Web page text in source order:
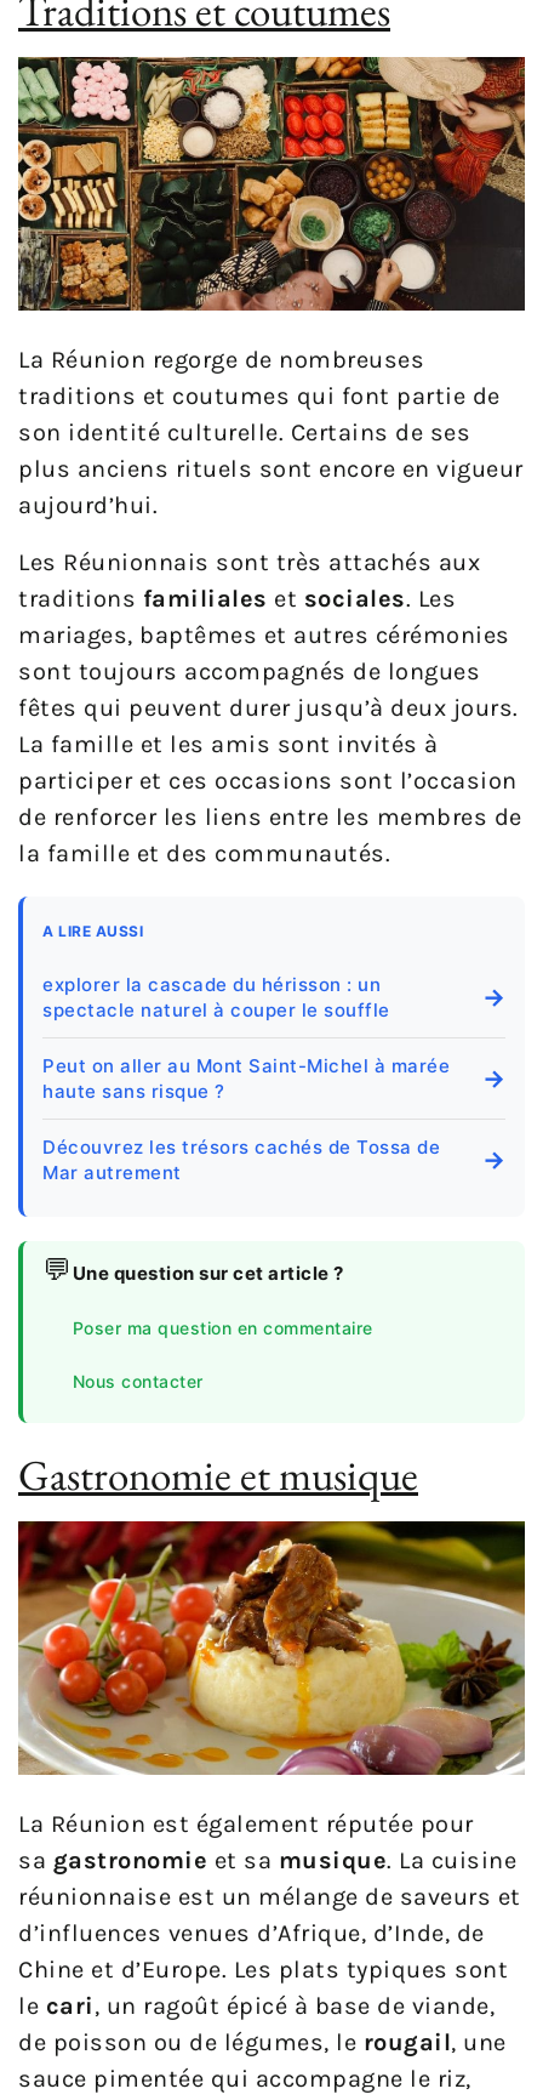
La Réunion regorge de nombreuses
traditions et coutumes qui font partie de
son identité culturelle. Certains de ses
plus anciens rituels sont encore en vigueur
aujourd’hui.
Les Réunionnais sont très attachés aux
traditions familiales et sociales. Les
mariages, baptêmes et autres cérémonies
sont toujours accompagnés de longues
fêtes qui peuvent durer jusqu’à deux jours.
La famille et les amis sont invités à
participer et ces occasions sont l’occasion
de renforcer les liens entre les membres de
la famille et des communautés.
A LIRE AUSSI
explorer la cascade du hérisson : un
spectacle naturel à couper le souffle
→
Peut on aller au Mont Saint-Michel à marée
haute sans risque ?
→
Découvrez les trésors cachés de Tossa de
Mar autrement
→
💬 Une question sur cet article ?
Poser ma question en commentaire
Nous contacter
Gastronomie et musique
La Réunion est également réputée pour
sa gastronomie et sa musique. La cuisine
réunionnaise est un mélange de saveurs et
d’influences venues d’Afrique, d’Inde, de
Chine et d’Europe. Les plats typiques sont
le cari, un ragoût épicé à base de viande,
de poisson ou de légumes, le rougail, une
sauce pimentée qui accompagne le riz,